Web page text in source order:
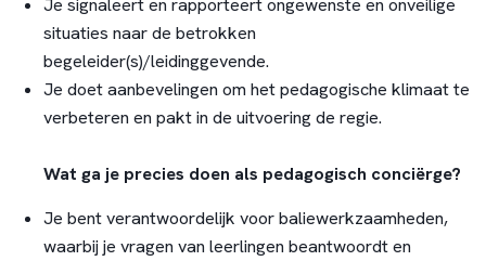
Je signaleert en rapporteert ongewenste en onveilige
situaties naar de betrokken
begeleider(s)/leidinggevende.
Je doet aanbevelingen om het pedagogische klimaat te
verbeteren en pakt in de uitvoering de regie.
Wat ga je precies doen als pedagogisch conciërge?
Je bent verantwoordelijk voor baliewerkzaamheden,
waarbij je vragen van leerlingen beantwoordt en